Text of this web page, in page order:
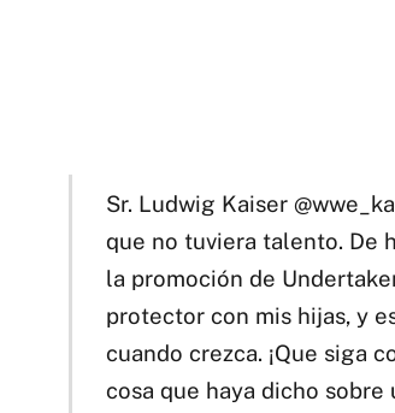
Sr. Ludwig Kaiser
que no tuviera talento. De
la promoción de
protector con mis hijas, y
cuando crezca. ¡Que siga
cosa que haya dicho